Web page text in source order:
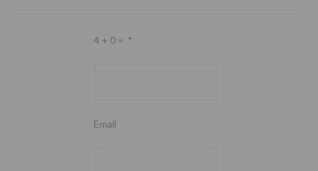
4 + 0 = *
Email